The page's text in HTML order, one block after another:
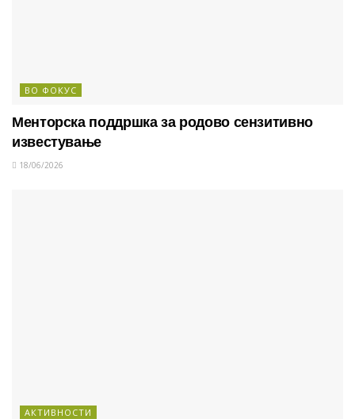
ВО ФОКУС
Менторска поддршка за родово сензитивно
известување
18/06/2026
АКТИВНОСТИ